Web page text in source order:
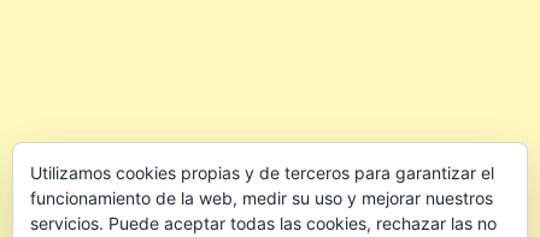
Utilizamos cookies propias y de terceros para garantizar el
funcionamiento de la web, medir su uso y mejorar nuestros
servicios. Puede aceptar todas las cookies, rechazar las no